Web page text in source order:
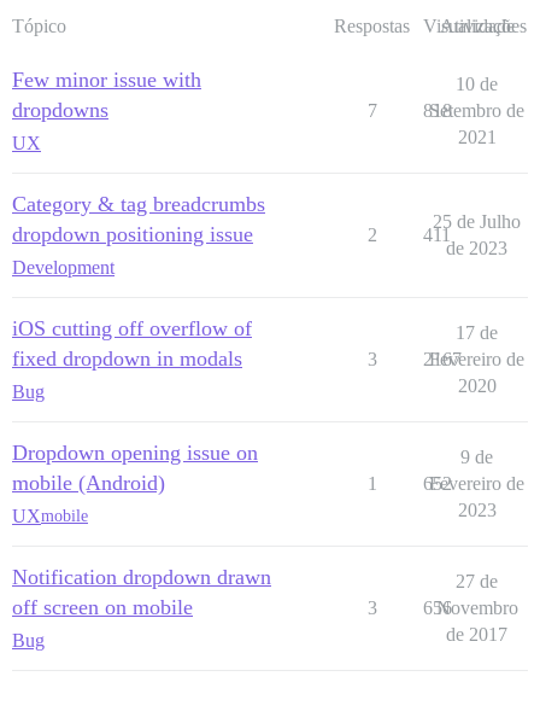
Tópico Respostas Visualizações
Atividade
Few minor issue with
dropdowns
UX
7 818
10 de
Setembro de
2021
Category & tag breadcrumbs
dropdown positioning issue
Development
2 411
25 de Julho
de 2023
iOS cutting off overflow of
fixed dropdown in modals
Bug
3 2167
17 de
Fevereiro de
2020
Dropdown opening issue on
mobile (Android)
UXmobile
1 652
9 de
Fevereiro de
2023
Notification dropdown drawn
off screen on mobile
Bug
3 656
27 de
Novembro
de 2017